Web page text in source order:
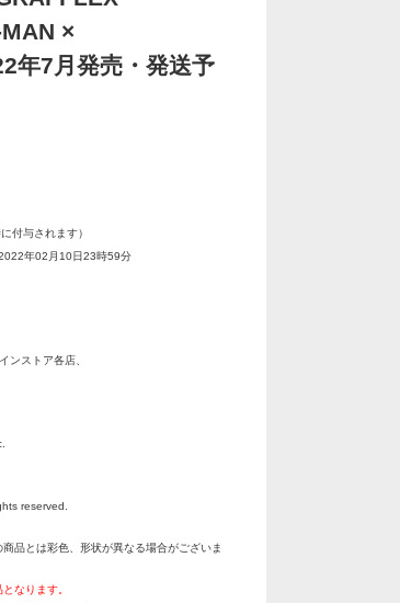
×
年7月発売・発送予
付与されます）
年02月10日23時59分
ンストア各店、
reserved.
品とは彩色、形状が異なる場合がございま
なります。